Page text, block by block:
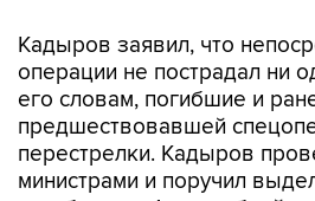
его словам, погибшие и
предшествовавшей
перестрелки. Кадыров
министрами и поручил
погибших по 1 млн рублей и
пострадавшим.